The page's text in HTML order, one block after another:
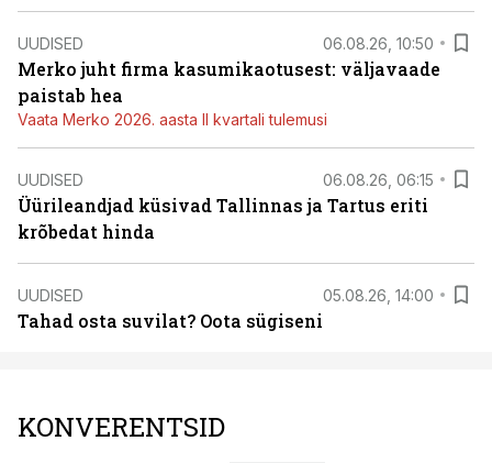
UUDISED 06.08.26, 10:50
Merko juht firma kasumikaotusest: väljavaade
paistab hea
Vaata Merko 2026. aasta II kvartali tulemusi
UUDISED 06.08.26, 06:15
Üürileandjad küsivad Tallinnas ja Tartus eriti
krõbedat hinda
UUDISED 05.08.26, 14:00
Tahad osta suvilat? Oota sügiseni
KONVERENTSID